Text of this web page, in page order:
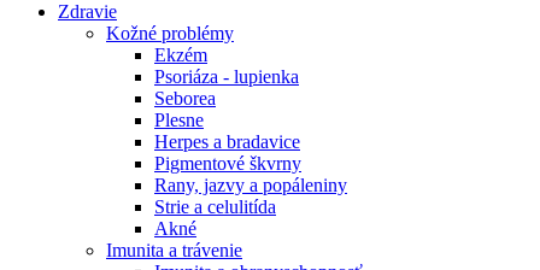
Zdravie
Kožné problémy
Ekzém
Psoriáza - lupienka
Seborea
Plesne
Herpes a bradavice
Pigmentové škvrny
Rany, jazvy a popáleniny
Strie a celulitída
Akné
Imunita a trávenie